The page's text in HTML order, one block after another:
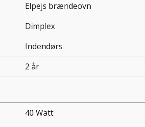
Elpejs brændeovn
Dimplex
Indendørs
2 år
40 Watt